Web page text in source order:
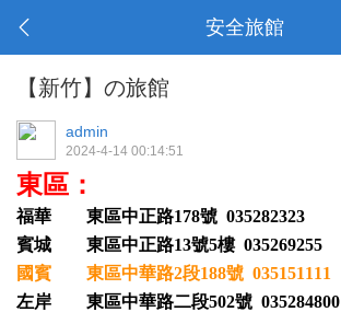
安全旅館
【新竹】の旅館
admin
2024-4-14 00:14:51
東區：
福華 東區中正路178號 035282323
賓城 東區中正路13號5樓 035269255
國賓 東區中華路2段188號 035151111
左岸 東區中華路二段502號 035284800